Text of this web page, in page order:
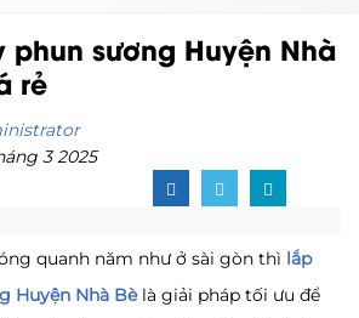
phun sương Huyện Nhà
rẻ
3 2025
quanh năm như ở sài gòn thì lắp
Huyện Nhà Bèlà giải pháp tối ưu để